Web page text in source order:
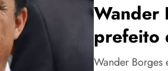
Wander
prefeito
Wander Borges